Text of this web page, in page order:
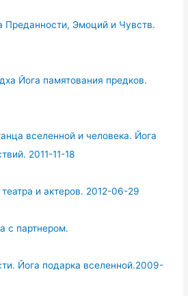
Преданности, Эмоций и Чувств.
Йога памятования предков.
вселенной и человека. Йога
2011-11-18
и актеров. 2012-06-29
с партнером.
Йога подарка вселенной.2009-